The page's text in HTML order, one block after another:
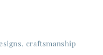
craftsmanship